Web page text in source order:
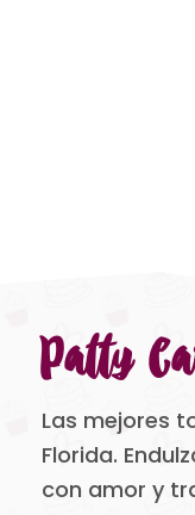
Patty
Las mejores
Florida.
con amor y